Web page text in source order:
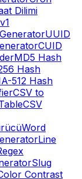
Dilimi
UUID
CUID
MD5 Hash
Hash
512 Hash
CSV to
CSV
Word
Line
Slug
Contrast